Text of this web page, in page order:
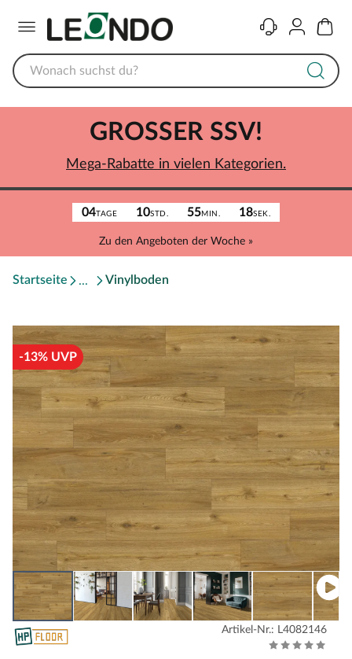
KontaktKonto
04TAGE 10STD. 55MIN. 18SEK.
Zu den Angeboten der Woche »
GROSSER SSV!
Mega-Rabatte in vielen Kategorien.
Startseite Vinylboden
-13% UVP
Artikel-Nr.: L4082146